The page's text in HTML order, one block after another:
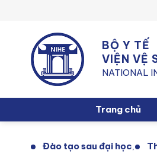
BỘ Y TẾ
VIỆN VỆ
NATIONAL
Trang chủ
Đào tạo sau đại học,